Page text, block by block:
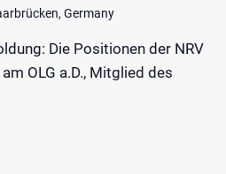
Germany
Die Positionen der NRV
OLG a.D., Mitglied des